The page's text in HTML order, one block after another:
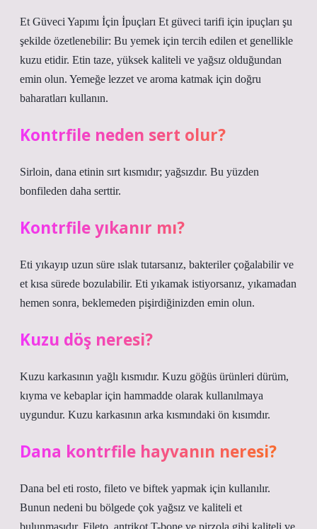
Et Güveci Yapımı İçin İpuçları Et güveci tarifi için ipuçları şu
şekilde özetlenebilir: Bu yemek için tercih edilen et genellikle
kuzu etidir. Etin taze, yüksek kaliteli ve yağsız olduğundan
emin olun. Yemeğe lezzet ve aroma katmak için doğru
baharatları kullanın.
Kontrfile neden sert olur?
Sirloin, dana etinin sırt kısmıdır; yağsızdır. Bu yüzden
bonfileden daha serttir.
Kontrfile yıkanır mı?
Eti yıkayıp uzun süre ıslak tutarsanız, bakteriler çoğalabilir ve
et kısa sürede bozulabilir. Eti yıkamak istiyorsanız, yıkamadan
hemen sonra, beklemeden pişirdiğinizden emin olun.
Kuzu döş neresi?
Kuzu karkasının yağlı kısmıdır. Kuzu göğüs ürünleri dürüm,
kıyma ve kebaplar için hammadde olarak kullanılmaya
uygundur. Kuzu karkasının arka kısmındaki ön kısımdır.
Dana kontrfile hayvanın neresi?
Dana bel eti rosto, fileto ve biftek yapmak için kullanılır.
Bunun nedeni bu bölgede çok yağsız ve kaliteli et
bulunmasıdır. Fileto, antrikot T-bone ve pirzola gibi kaliteli ve